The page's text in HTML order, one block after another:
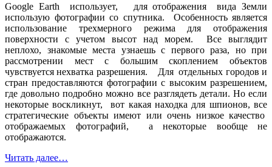
Google Earth использует, для отображения вида Земли
использую фотографии со спутника. Особенность является
использование трехмерного режима для отображения
поверхности с учетом высот над морем. Все выглядит
неплохо, знакомые места узнаешь с первого раза, но при
рассмотрении мест с большим скоплением объектов
чувствуется нехватка разрешения. Для отдельных городов и
стран предоставляются фотографии с высоким разрешением,
где довольно подробно можно все разглядеть детали. Но если
некоторые воскликнут, вот какая находка для шпионов, все
стратегические объекты имеют или очень низкое качество
отображаемых фотографий, а некоторые вообще не
отображаются.
Читать далее…